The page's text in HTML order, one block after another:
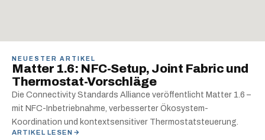
NEUESTER ARTIKEL
Matter 1.6: NFC-Setup, Joint Fabric und
Thermostat-Vorschläge
Die Connectivity Standards Alliance veröffentlicht Matter 1.6 –
mit NFC-Inbetriebnahme, verbesserter Ökosystem-
Koordination und kontextsensitiver Thermostatsteuerung.
ARTIKEL LESEN